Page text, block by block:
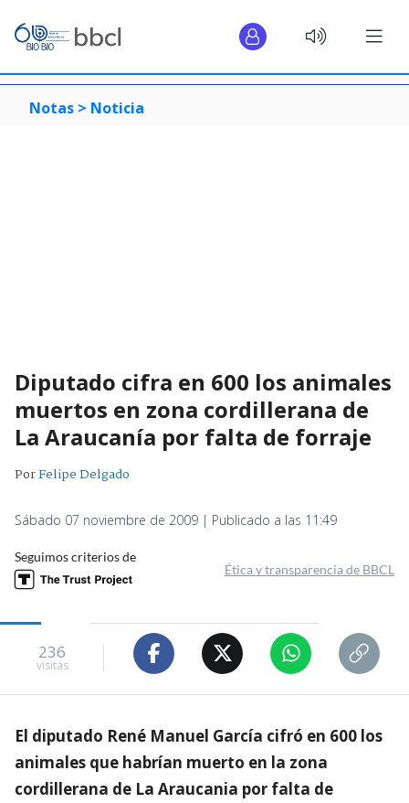
Notas > Noticia
Diputado cifra en 600 los animales
muertos en zona cordillerana de
La Araucanía por falta de forraje
PorFelipe Delgado
Sábado 07 noviembre de 2009 | Publicado a las 11:49
Seguimos criterios de
Ética y transparencia de BBCL
236
visitas
El diputado René Manuel García cifró en 600 los
animales que habrían muerto en la zona
cordillerana de La Araucania por falta de